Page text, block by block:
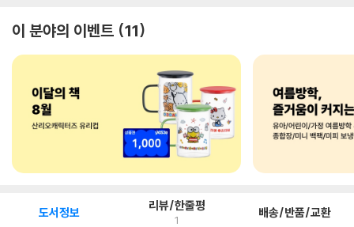
이 분야의 이벤트 11
도서정보 리뷰/한줄평
1 배송/반품/교환